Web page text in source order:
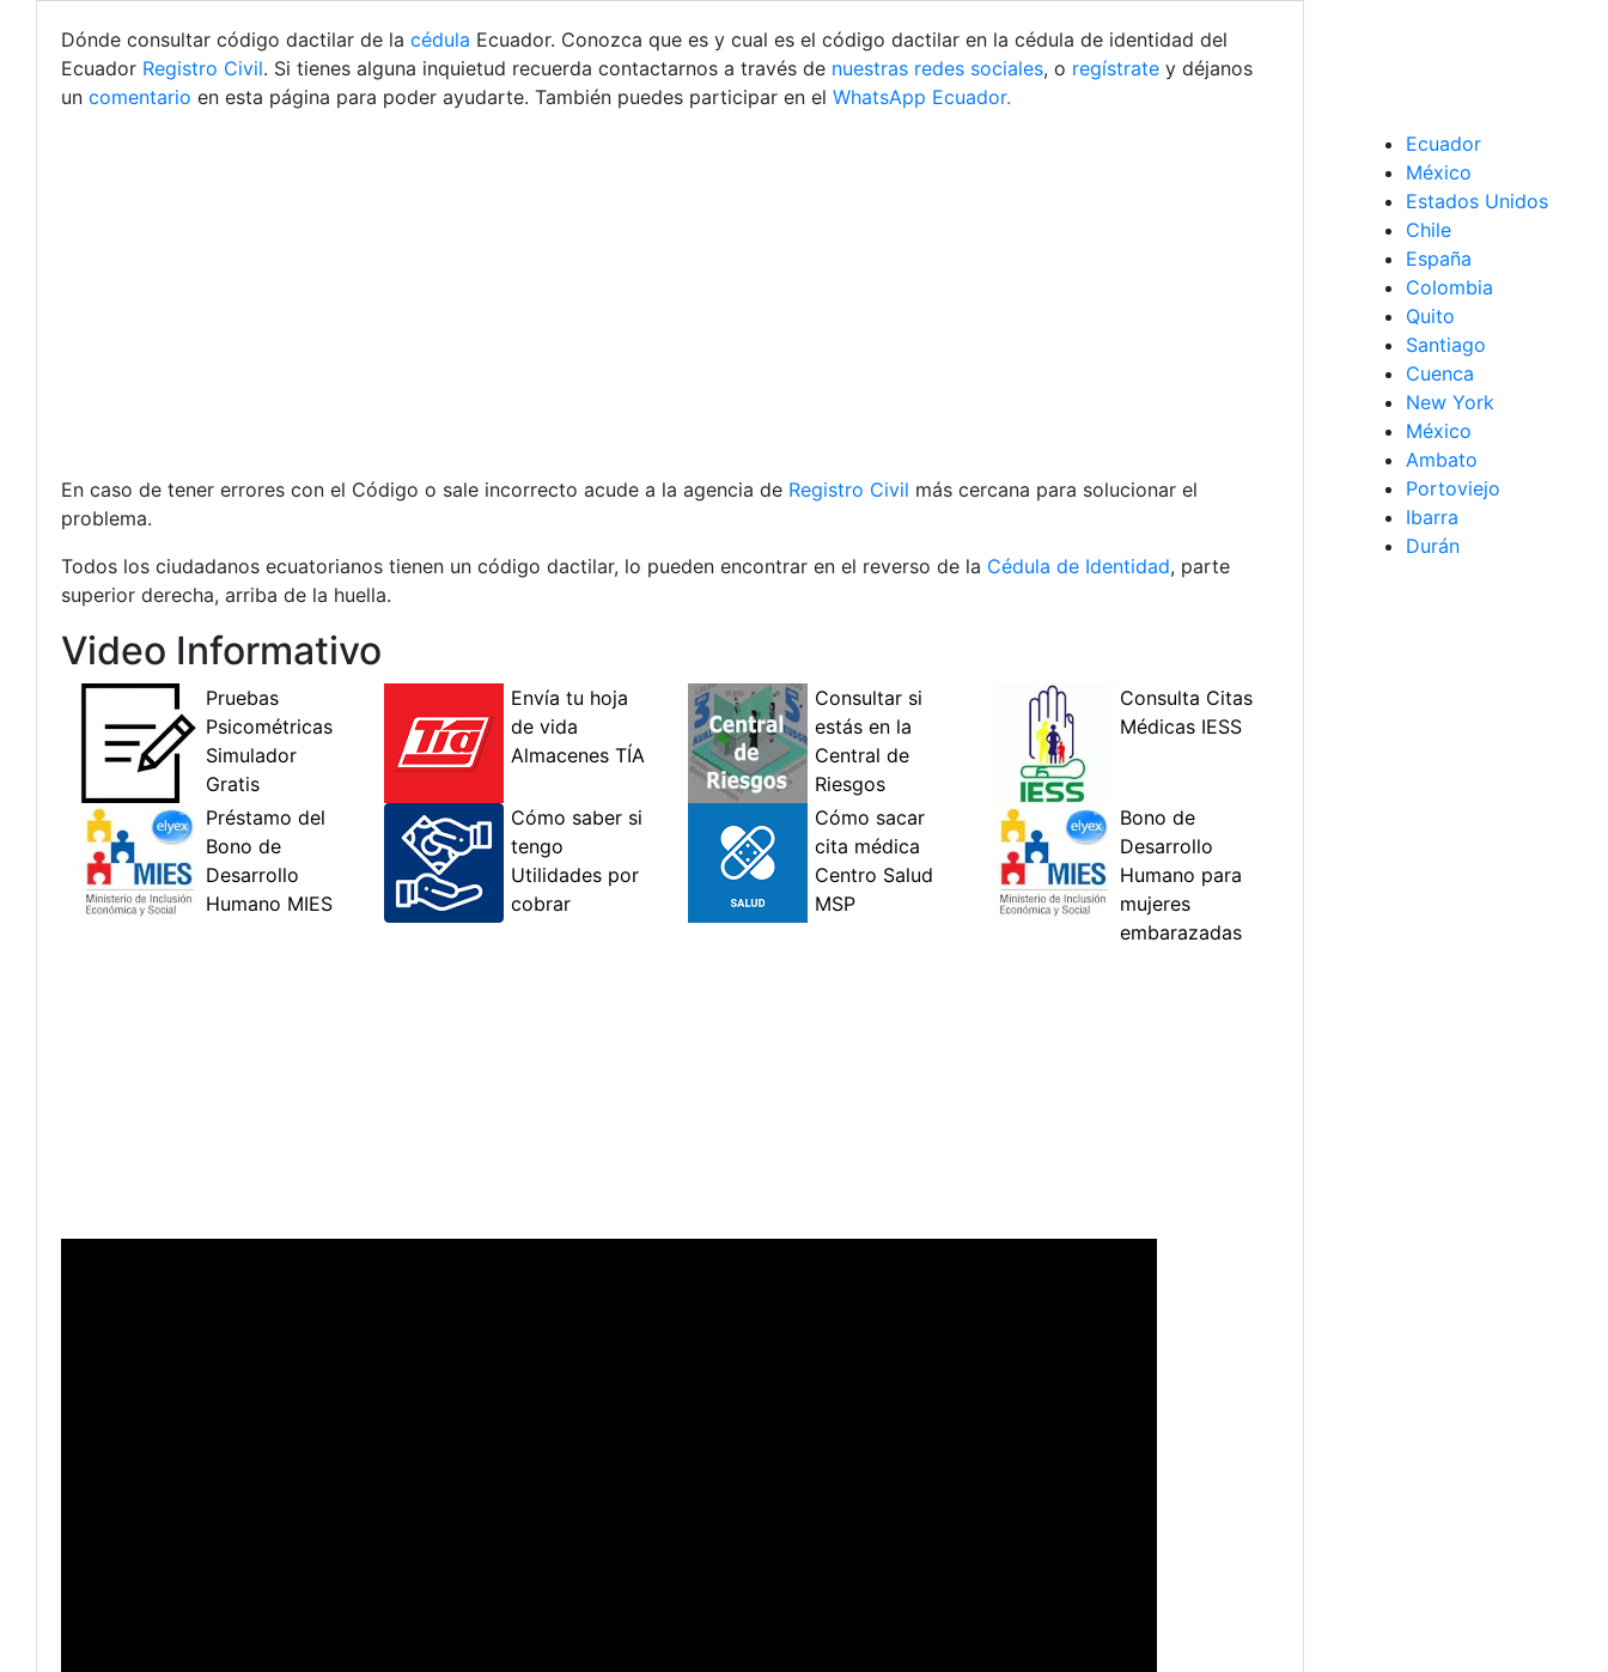
Dónde consultar código dactilar de la cédula Ecuador. Conozca que es y cual es el código dactilar en la cédula de identidad del
Ecuador Registro Civil. Si tienes alguna inquietud recuerda contactarnos a través de nuestras redes sociales, o regístrate y déjanos
un comentario en esta página para poder ayudarte. También puedes participar en el WhatsApp Ecuador.
En caso de tener errores con el Código o sale incorrecto acude a la agencia de Registro Civil más cercana para solucionar el
problema.
Todos los ciudadanos ecuatorianos tienen un código dactilar, lo pueden encontrar en el reverso de la Cédula de Identidad, parte
superior derecha, arriba de la huella.
Video Informativo
Ecuador
México
Estados Unidos
Chile
España
Colombia
Quito
Santiago
Cuenca
New York
México
Ambato
Portoviejo
Ibarra
Durán